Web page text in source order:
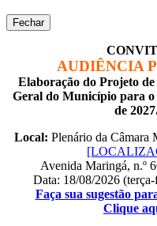
Fechar
AUDIÊNCIA
Elaboração do Projeto
Geral do Município para
de
Local: Plenário da Câmara
Avenida Maringá, n.º
Data: 18/08/2026
Faça sua sugestão
Clique